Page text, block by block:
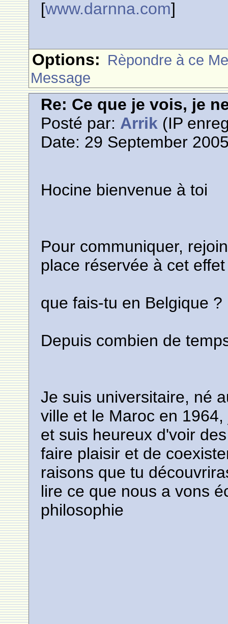
[www.darnna.com]
Options: Rèpondre à ce
Message
Re: Ce que je vois, je
Posté par: Arrik (IP
Date: 29 September
Hocine bienvenue à toi
Pour communiquer,
place réservée à cet effet
que fais-tu en Belgique ?
Depuis combien de
Je suis universitaire, né
ville et le Maroc en
et suis heureux d'voir
faire plaisir et de
raisons que tu
lire ce que nous a vons
philosophie